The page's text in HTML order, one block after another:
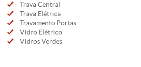
Trava Central
Trava Elétrica
Travamento Portas
Vidro Elétrico
Vidros Verdes